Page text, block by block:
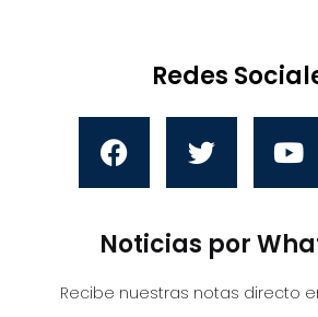
Redes
Noticias por
Recibe nuestras notas directo